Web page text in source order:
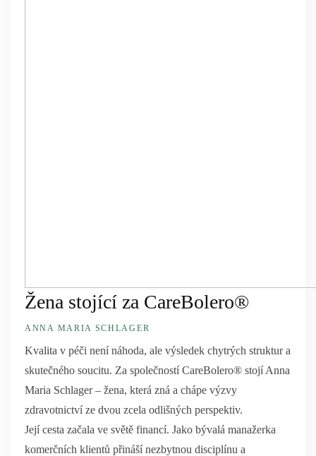
Žena stojící za CareBolero®
ANNA MARIA SCHLAGER
Kvalita v péči není náhoda, ale výsledek chytrých struktur a
skutečného soucitu. Za společností CareBolero® stojí Anna
Maria Schlager – žena, která zná a chápe výzvy
zdravotnictví ze dvou zcela odlišných perspektiv.
Její cesta začala ve světě financí. Jako bývalá manažerka
komerčních klientů přináší nezbytnou disciplínu a